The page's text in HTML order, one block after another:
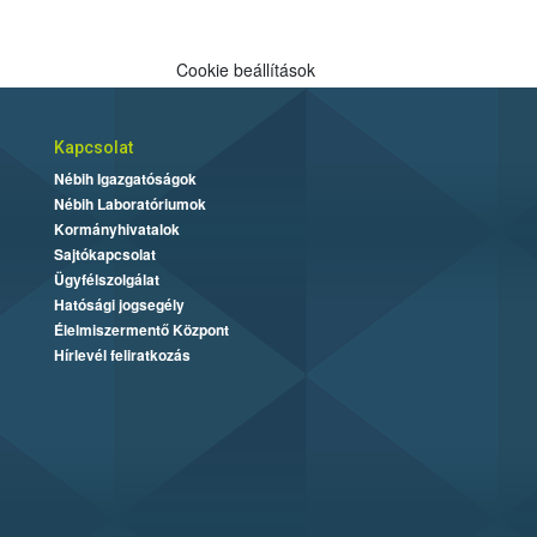
Cookie beállítások
Kapcsolat
Nébih Igazgatóságok
Nébih Laboratóriumok
Kormányhivatalok
Sajtókapcsolat
Ügyfélszolgálat
Hatósági jogsegély
Élelmiszermentő Központ
Hírlevél feliratkozás